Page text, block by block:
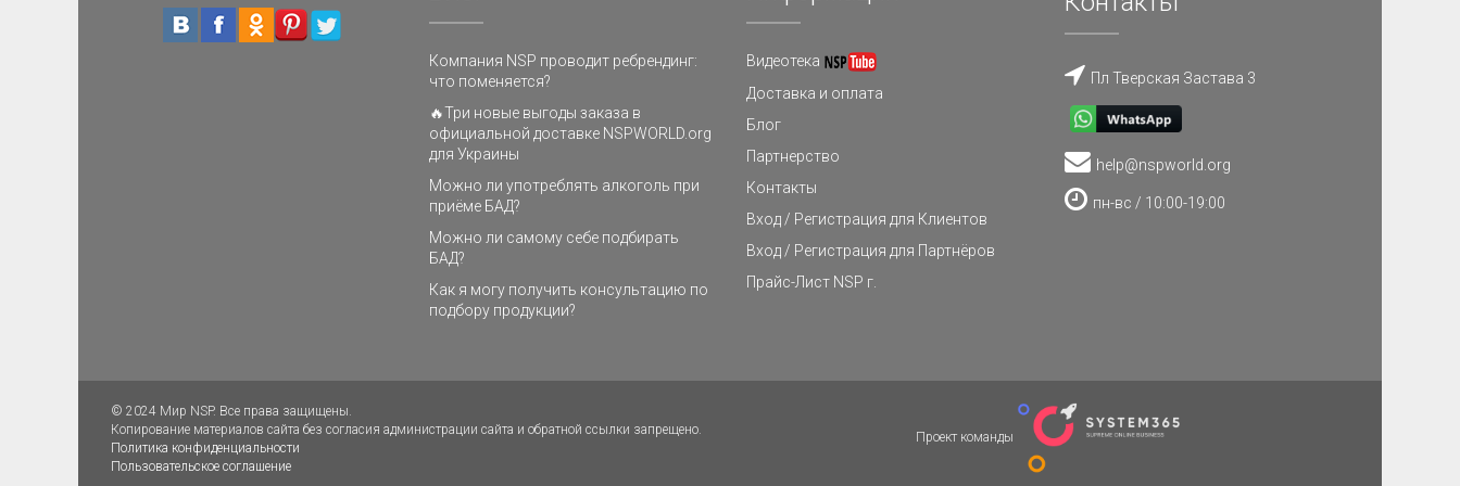
Компания NSP проводит ребрендинг:
что поменяется?
🔥Три новые выгоды заказа в
официальной доставке NSPWORLD.org
для Украины
Можно ли употреблять алкоголь при
приёме БАД?
Можно ли самому себе подбирать
БАД?
Как я могу получить консультацию по
подбору продукции?
Видеотека
Доставка и оплата
Блог
Партнерство
Контакты
Вход / Регистрация для Клиентов
Вход / Регистрация для Партнёров
Прайс-Лист NSP г.
Пл Тверская Застава 3
help@nspworld.org
пн-вс / 10:00-19:00
© 2024 Мир NSP. Все права защищены.
Копирование материалов сайта без согласия администрации сайта и обратной ссылки запрещено.
Политика конфиденциальности
Пользовательское соглашение
Проект команды